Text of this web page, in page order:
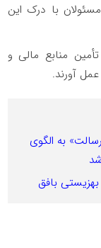
با درک این
منابع مالی و
آورند.
به الگوی
بافق